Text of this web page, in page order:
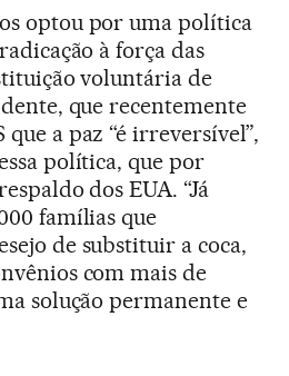
optou por uma política
à força das
voluntária de
que recentemente
a paz “é irreversível”,
política, que por
dos EUA. “Já
famílias que
de substituir a coca,
com mais de
solução permanente e